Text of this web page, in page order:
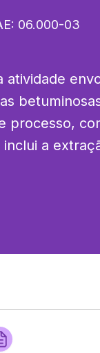
06.000-03
atividade
processo,
inclui a